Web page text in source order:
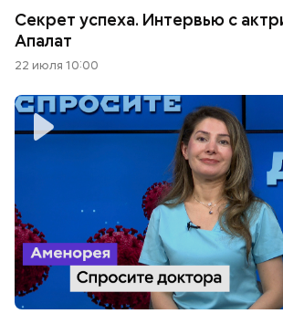
Секрет успеха. Интервью с
Апалат
22 июля 10:00